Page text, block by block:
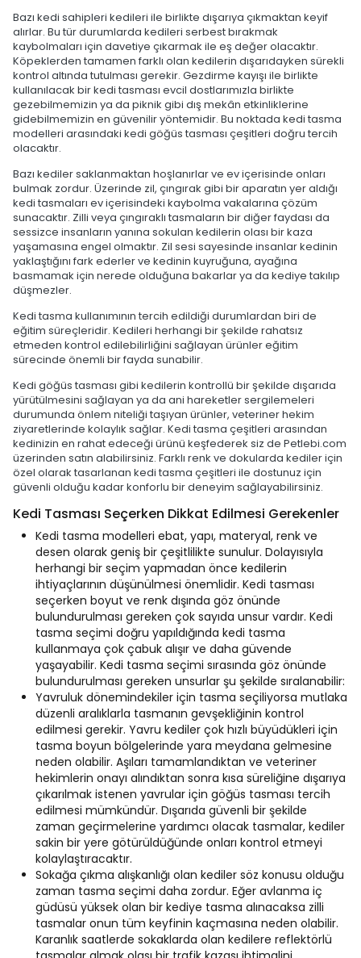
Bazı kedi sahipleri kedileri ile birlikte dışarıya çıkmaktan keyif
alırlar. Bu tür durumlarda kedileri serbest bırakmak
kaybolmaları için davetiye çıkarmak ile eş değer olacaktır.
Köpeklerden tamamen farklı olan kedilerin dışarıdayken sürekli
kontrol altında tutulması gerekir. Gezdirme kayışı ile birlikte
kullanılacak bir kedi tasması evcil dostlarımızla birlikte
gezebilmemizin ya da piknik gibi dış mekân etkinliklerine
gidebilmemizin en güvenilir yöntemidir. Bu noktada kedi tasma
modelleri arasındaki kedi göğüs tasması çeşitleri doğru tercih
olacaktır.
Bazı kediler saklanmaktan hoşlanırlar ve ev içerisinde onları
bulmak zordur. Üzerinde zil, çıngırak gibi bir aparatın yer aldığı
kedi tasmaları ev içerisindeki kaybolma vakalarına çözüm
sunacaktır. Zilli veya çıngıraklı tasmaların bir diğer faydası da
sessizce insanların yanına sokulan kedilerin olası bir kaza
yaşamasına engel olmaktır. Zil sesi sayesinde insanlar kedinin
yaklaştığını fark ederler ve kedinin kuyruğuna, ayağına
basmamak için nerede olduğuna bakarlar ya da kediye takılıp
düşmezler.
Kedi tasma kullanımının tercih edildiği durumlardan biri de
eğitim süreçleridir. Kedileri herhangi bir şekilde rahatsız
etmeden kontrol edilebilirliğini sağlayan ürünler eğitim
sürecinde önemli bir fayda sunabilir.
Kedi göğüs tasması gibi kedilerin kontrollü bir şekilde dışarıda
yürütülmesini sağlayan ya da ani hareketler sergilemeleri
durumunda önlem niteliği taşıyan ürünler, veteriner hekim
ziyaretlerinde kolaylık sağlar. Kedi tasma çeşitleri arasından
kedinizin en rahat edeceği ürünü keşfederek siz de Petlebi.com
üzerinden satın alabilirsiniz. Farklı renk ve dokularda kediler için
özel olarak tasarlanan kedi tasma çeşitleri ile dostunuz için
güvenli olduğu kadar konforlu bir deneyim sağlayabilirsiniz.
Kedi Tasması Seçerken Dikkat Edilmesi Gerekenler
Kedi tasma modelleri ebat, yapı, materyal, renk ve
desen olarak geniş bir çeşitlilikte sunulur. Dolayısıyla
herhangi bir seçim yapmadan önce kedilerin
ihtiyaçlarının düşünülmesi önemlidir. Kedi tasması
seçerken boyut ve renk dışında göz önünde
bulundurulması gereken çok sayıda unsur vardır. Kedi
tasma seçimi doğru yapıldığında kedi tasma
kullanmaya çok çabuk alışır ve daha güvende
yaşayabilir. Kedi tasma seçimi sırasında göz önünde
bulundurulması gereken unsurlar şu şekilde sıralanabilir:
Yavruluk dönemindekiler için tasma seçiliyorsa mutlaka
düzenli aralıklarla tasmanın gevşekliğinin kontrol
edilmesi gerekir. Yavru kediler çok hızlı büyüdükleri için
tasma boyun bölgelerinde yara meydana gelmesine
neden olabilir. Aşıları tamamlandıktan ve veteriner
hekimlerin onayı alındıktan sonra kısa süreliğine dışarıya
çıkarılmak istenen yavrular için göğüs tasması tercih
edilmesi mümkündür. Dışarıda güvenli bir şekilde
zaman geçirmelerine yardımcı olacak tasmalar, kediler
sakin bir yere götürüldüğünde onları kontrol etmeyi
kolaylaştıracaktır.
Sokağa çıkma alışkanlığı olan kediler söz konusu olduğu
zaman tasma seçimi daha zordur. Eğer avlanma iç
güdüsü yüksek olan bir kediye tasma alınacaksa zilli
tasmalar onun tüm keyfinin kaçmasına neden olabilir.
Karanlık saatlerde sokaklarda olan kedilere reflektörlü